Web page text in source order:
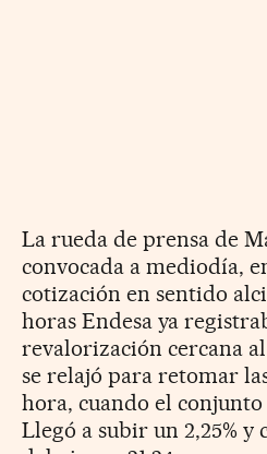
La rueda de prensa de
convocada a mediodía,
cotización en sentido
horas Endesa ya
revalorización cercana
se relajó para retomar
hora, cuando el
Llegó a subir un 2,25% y